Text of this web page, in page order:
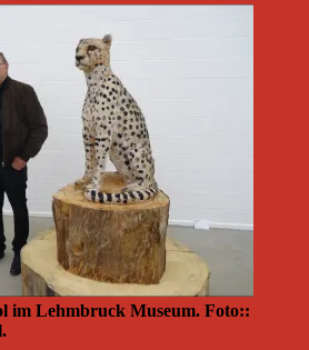
im Lehmbruck Museum. Foto::